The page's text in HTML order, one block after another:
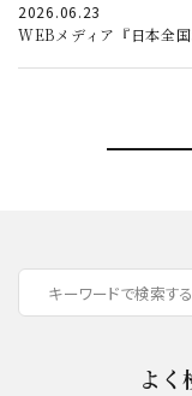
2026.06.23
よく